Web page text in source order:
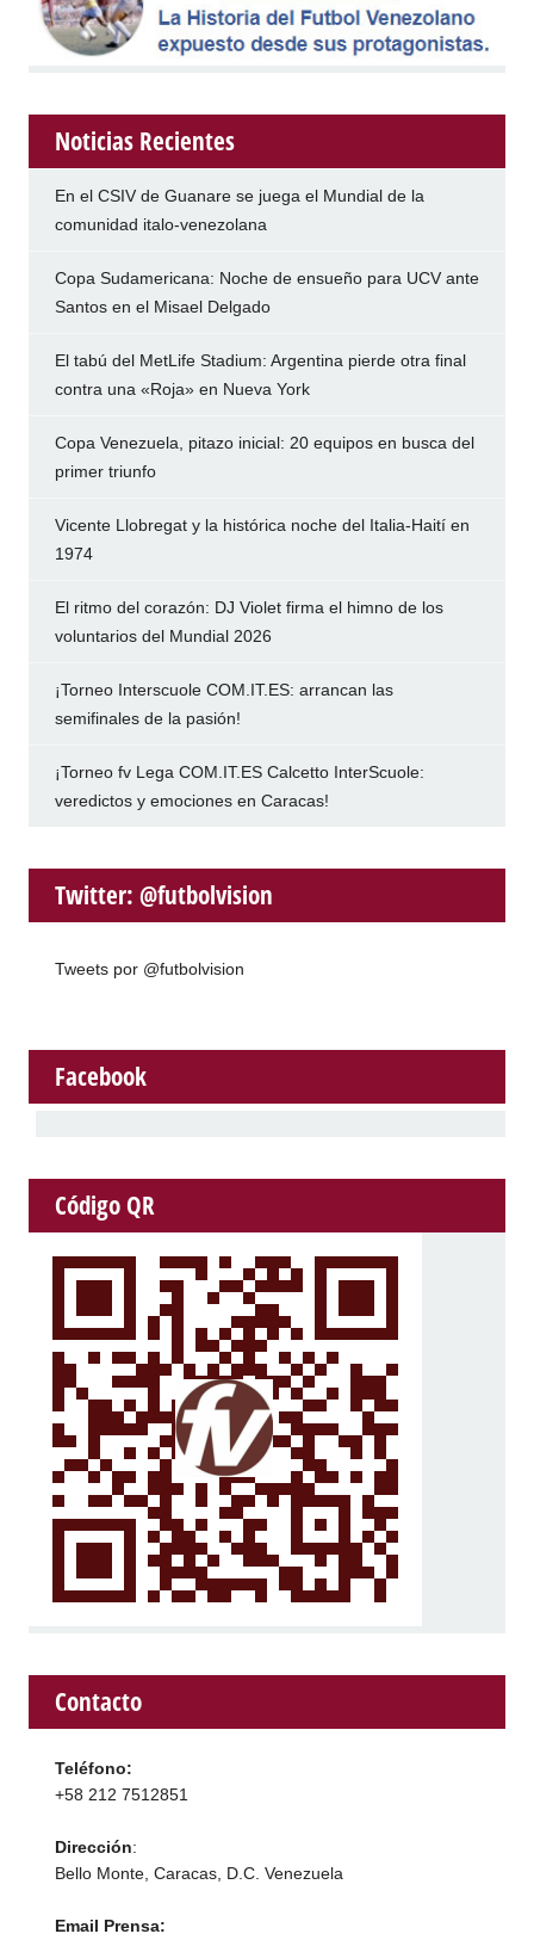
Noticias Recientes
En el CSIV de Guanare se juega el Mundial de la
comunidad italo-venezolana
Copa Sudamericana: Noche de ensueño para UCV ante
Santos en el Misael Delgado
El tabú del MetLife Stadium: Argentina pierde otra final
contra una «Roja» en Nueva York
Copa Venezuela, pitazo inicial: 20 equipos en busca del
primer triunfo
Vicente Llobregat y la histórica noche del Italia-Haití en
1974
El ritmo del corazón: DJ Violet firma el himno de los
voluntarios del Mundial 2026
¡Torneo Interscuole COM.IT.ES: arrancan las
semifinales de la pasión!
¡Torneo fv Lega COM.IT.ES Calcetto InterScuole:
veredictos y emociones en Caracas!
Twitter: @futbolvision
Tweets por @futbolvision
Facebook
Código QR
Contacto
Teléfono:
+58 212 7512851
Dirección:
Bello Monte, Caracas, D.C. Venezuela
Email Prensa: